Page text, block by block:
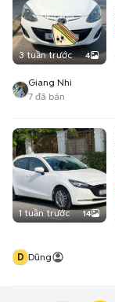
3 tuần trước 4
Giang Nhi
7 đã bán
1 tuần trước 14
D Dũng